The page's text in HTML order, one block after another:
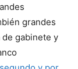
grandes
de gabinete y